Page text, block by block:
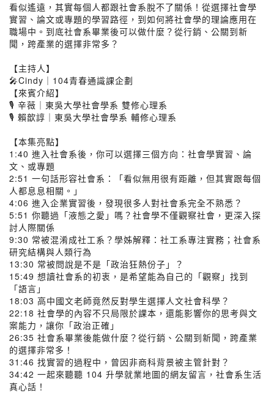
看似遙遠，其實每個人都跟社會系脫不了關係！從選擇社會學
實習、論文或專題的學習路徑，到如何將社會學的理論應用在
職場中。到底社會系畢業後可以做什麼？從行銷、公關到新
聞，跨產業的選擇非常多？
【主持人】
🎤Cindy｜104青春通識課企劃
【來賓介紹】
🎙 辛薇｜東吳大學社會學系 雙修心理系
🎙 賴歆諄｜東吳大學社會學系 輔修心理系
【本集亮點】
1:40 進入社會系後，你可以選擇三個方向：社會學實習、論
文、或專題
2:51 一句話形容社會系：「看似無用很有距離，但其實跟每個
人都息息相關。」
4:06 進入企業實習後，發現很多人對社會系完全不熟悉？
5:51 你聽過「液態之愛」嗎？社會學不僅觀察社會，更深入探
討人際關係
9:30 常被混淆成社工系？學姊解釋：社工系專注實務；社會系
研究結構與人類行為
13:30 常被問說是不是「政治狂熱份子」？
15:49 想讀社會系的初衷，是希望能為自己的「觀察」找到
「語言」
18:03 高中國文老師竟然反對學生選擇人文社會科學？
22:18 社會學的內容不只局限於課本，還能影響你的思考與文
案能力，讓你「政治正確」
26:35 社會系畢業後能做什麼？從行銷、公關到新聞，跨產業
的選擇非常多！
31:46 找實習的過程中，曾因非商科背景被主管針對？
34:42 一起來聽聽 104 升學就業地圖的網友留言，社會系生活
真心話！